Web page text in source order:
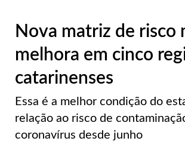
Nova matriz de risco
melhora em cinco
catarinenses
Essa é a melhor condição do
relação ao risco de
coronavírus desde junho